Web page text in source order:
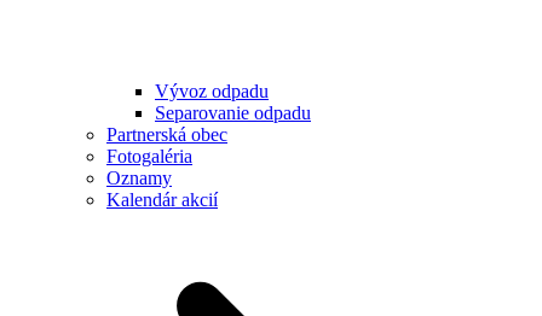
Vývoz odpadu
Separovanie odpadu
Partnerská obec
Fotogaléria
Oznamy
Kalendár akcií